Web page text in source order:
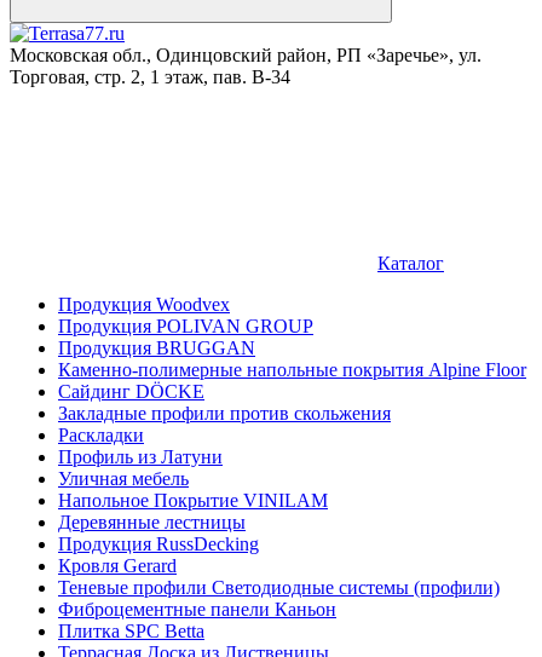
Московская обл., Одинцовский район, РП «Заречье», ул.
Торговая, стр. 2, 1 этаж, пав. B-34
Каталог
Продукция Woodvex
Продукция POLIVAN GROUP
Продукция BRUGGAN
Каменно-полимерные напольные покрытия Alpine Floor
Сайдинг DÖCKE
Закладные профили против скольжения
Раскладки
Профиль из Латуни
Уличная мебель
Напольное Покрытие VINILAM
Деревянные лестницы
Продукция RussDecking
Кровля Gerard
Теневые профили Светодиодные системы (профили)
Фиброцементные панели Каньон
Плитка SPC Betta
Террасная Доска из Лиственицы